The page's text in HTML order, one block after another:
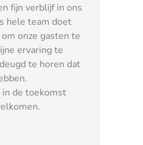
fijn verblijf in ons
hele team doet
onze gasten te
ervaring te
te horen dat
de toekomst